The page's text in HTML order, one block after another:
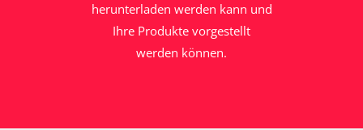
herunterladen werden kann und
Ihre Produkte vorgestellt
werden können.